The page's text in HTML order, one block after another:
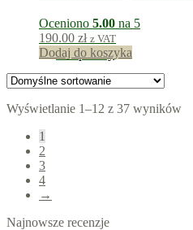
Oceniono 5.00 na 5
190.00 zł z VAT
190punkty
Dodaj do koszyka
Wyświetlanie 1–12 z 37 wyników
1
2
3
4
→
Najnowsze recenzje